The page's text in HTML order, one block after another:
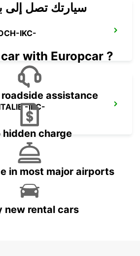
IKC-
-IKC-
سيارتك تصل إلى
with Europcar ?
assistance
hidden charge
in most major airports
new rental cars